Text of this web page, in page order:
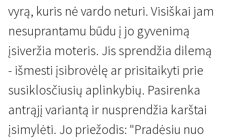
vyrą, kuris nė vardo neturi. Visiškai jam
nesuprantamu būdu į jo gyvenimą
įsiveržia moteris. Jis sprendžia dilemą
- išmesti įsibrovėlę ar prisitaikyti prie
susiklosčiusių aplinkybių. Pasirenka
antrąjį variantą ir nusprendžia karštai
įsimylėti. Jo priežodis: "Pradėsiu nuo